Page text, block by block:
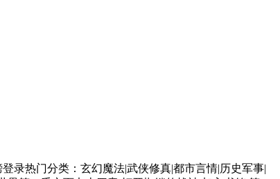
边荒？”一位老祖问道。许多人摇头，并不了解。“年轻一代，最强大的十大王族高手，可有人到来？”“好像没有！”“不，有，排名第四的武天王可能来了！”有人小声答道。异域，年轻一代中可排进前十名的王族高手，才可以称之为天王！石昊杀了一些异域王族，但还从来没有跟天王争雄过！此外，号称天王的人都曾被不朽指点，绝对的强大，每一个人单独放在一域，都会同阶无敌，可以横扫群雄。那个身处金色神环中的巅峰强者点头，道：“好，竟然是排名第四的武天王，我知道他，很了不起，将他给我找来，让他给我在两军前击杀掉那个叫荒的年轻人！”(未完待续)上一章目 录下一章先看到这(加入书签) | 加入书架 | 推荐本书 | 打开书架 | 返回首页 | 返回书页 | 返回目页 完美世界第一千三百九十五章 大人物出手是辰东小说作品完美世界1395最新VIP章节45小说第一时间更完美世界第一千三百九十五章 大人物出手,辰东小说完美世界1395新V章。如果你对45小说网有什么建议或者评论，请后台发信息给管理员。完美世界第八百二十九章 得手(辰东)-完美世界829-45小说网 我的书架 排 行 榜 最近更新 完本 最新新书 周点击榜登录热门分类：玄幻魔法|武侠修真|都市言情|历史军事|侦探推理|游戏竞技|科幻小说|恐怖灵异|散文诗词|其他类型 小说更新 小说推荐 会员帮助 信息反馈 寻找我们 45小说 完美世界简介 完美世界第八百二十九章 得手 加入书签 第八百二十九章 得手类别：玄幻魔法 作者：辰东 书名：完美世界“哧！”一抹蓝光腾天，想要遁走。然而，石昊更快，先是一脚跺下，让银袍初代洛道大口咳血，难以动弹，而后他冲天而上去追击。刷！光芒一闪，鲲鹏极速再加上缩地成寸*，让他一跃而过，截断前路，挡住蓝一尘，冷漠的看着。“臣服，或者死亡。”他话语不高，但是听在众人耳中，却如惊雷一般，要让两名初代当仆从，这是何等的大气魄。下方，打神石发光，瞬息放大，如同一座大山般，镇压在银袍初代的身上，死死的将他压在了那里。天空中，蓝一尘面色阴沉，堂堂初代怎能臣服，可是他觉得，自己多半不是对手，这样力拼的话，可能会殒落。“轰！”石昊不给他时间考虑，直接出手，霸气无边，圣光滔滔，让虚空塌陷。不臣服就是死，他没有任何的迟疑，全力出手！蓝一尘变色，催动宝术，迎了上去，不可能坐以待毙，一片蓝色金属光飞出，化成一柄又一柄神剑，斩向石昊。他为精金化形而生，故此身体具有金属杀伐气，随意化形，能喷薄出无数的兵器。“当当……”然而，让蓝一尘变色的是，所有强大的金属神剑都被石昊的手掌截断了，火星四溅[快穿]拯救BOSS。蓝一尘后退，张口长啸，炽热的金属液体出现，他召唤山川间的金属，如火山喷发般，从地面冲起。这种景象很惊人，鲜红的浆液，化成各种兵器，伴着符文，铺天盖地。无穷无尽，如同一片汪洋滔天众人骇然，这等攻击手段果然可怕，这天地间的金属物质听从他的号令。都衍生出骨文，化作攻击武器，杀向敌手。这取之不尽，用之不竭，天地间到处都是他的神兵利刃，在这一过程中，金属无尽，杀气滔天。石昊讶然，仔细的看着，掌握某种元素后。居然有这样的手段，令他惊异。不过，他并不怕，每次出拳都是金属液体四溅，再炽热的浆液也无法灼烧其躯。令他看起来神武无比，如同战仙临世。“轰！”浪涛击天，赤红如血，如同大地下的岩浆爆发，从火山口冲向高空。事实上，这些都是金属液体，但当中内蕴强大的符文。化成江海，席卷天地，围剿石昊。而在此过程中，蓝一尘融入了金属液体中，躲了起来，在暗中出手。他觉得自己不敌，还可以逃走。看到两人厮杀，众人神驰目眩。“只有这些本领了吗？”石昊说道，在他的身上，开始出现电芒。噼啪作响，而后万丈雷电从天而降。一瞬间，如同银河坠九天，各种电弧飞舞，没入金属液体中，让这里暴动！雷电在金属中爆发，盛烈无比。蓝一尘闷哼，当场被击飞了出来，他脸色难看，这种霸道无双的雷道宝术死死的克制了他，完全针对他的精金属性。天地间宁静了，他没有再驾驭金属，而是直接冲向石昊，近身搏杀。他虽然知道，多半不敌，但是不可能束手就擒，而是动用了自己最强大的本领，以金属之体近战。“当！”这天地间像是在打铁，又如神雷轰顶，震耳欲聋，声音太大了。两人的拳头撞在一起，石昊的的掌指无恙，宝辉闪动，妖异惊人。蓝一尘剧震，满脸不可思议之色，这个少年的肉身得多么的强横？让他那金属化成的神体都变形了，剧痛无比。“杀！”他怒啸，同石昊大战，不相信对方的肉身比他这个金属人还厉害。“当、当……”一声又一声金属音，穿金裂石，震的人耳膜都要撕裂了，可怕而惊人，两人在高空交击时，震出一道又一道涟漪。那些涟漪扩散，波及到了远处的山峰，直接将一些山头削落，而后爆碎。可以想象他们的力量有多么的巨大！众人傻眼，震撼莫名。蓝一尘的掌指完全变形了，而手臂、肩头、胸腹等部位，在彼此撞击的过程中更是凹陷了进去，不成样子怦然心动。“砰！”当两人的腿撞向一起时，蓝一尘彻底放弃了这种攻伐，因为整条右腿原本笔直，可现在歪七扭八，被对方那记鞭腿扫的不成样子。“这……”他心头发寒，在自己最擅长的领域都不敌，败的很彻底。他相信如果换做一个血肉之躯的生灵的话，早已爆碎，成为血与骨，而他是金属之体也已变形，将要折断了。比拼宝术，他更吃亏，那种雷道神通死死的克制了他。他一声长叹，自身足以抗衡初代，比之洛道只强不弱，可在这个少年面前却无任何优势。“砰！”一道粗大的雷电，几乎将他击穿，将蓝一尘轰落在地上，与那洛道并排躺在了一起。“最后问一遍，臣服，或死亡，选好了吗？”石昊低头俯视。他觉得，这两人实力很强，若是在他闭关时帮忙去寻找圣药等，供他修行，可以省去一大截时间。远处，一群强者寒毛嗖嗖的，一个个全都倒退，这个人太凶残了，那可是两名初代，任何一人都足以横扫一片天地，结果那个人却要收他们为仆人。外界，各教修士自然大震动，所有人都动容。初代是何等的超然，，可眼下却被石昊轻易击败，根本不是对手，将沦为为其仆从！“好凶残！”人们不得不叹。当然，最为难的肯定是蓝金岭，还有赤州洛家的人，那可是他们年轻一代的最强者、初代，就这样被擒。臣服，还是死亡？外界，这两家人脸色难看，心都提到了嗓子眼。他们自然不希望族内的最强传人被石昊收为仆从，但也不希望他们死去。那样的损失太大了。一时间，他们两难，脸色要多难看有多难看。“这个杀星！”两族人真的怕了，只要石昊一拳轰出。那么他们族内的最杰弟子就完了。此时，他们忽然觉得，哪怕臣服也好，只要能活下来，未来就还有希望。“别冲动，忍住啊，千万要活着。”一些人害怕了，不禁自语出声，结果引发其他教修士侧目。仙古，小千世界内。“可以告诉我你是谁吗？”蓝一尘开口。“荒、罪血后代、石昊。”石昊一连说了三个身份。蓝一尘身体剧震。吃惊的看着他，喃喃道：“我就知道，踢到铁板了。”不说其他，但是荒的身份，就足以让他长叹。雷帝宝术一出，会